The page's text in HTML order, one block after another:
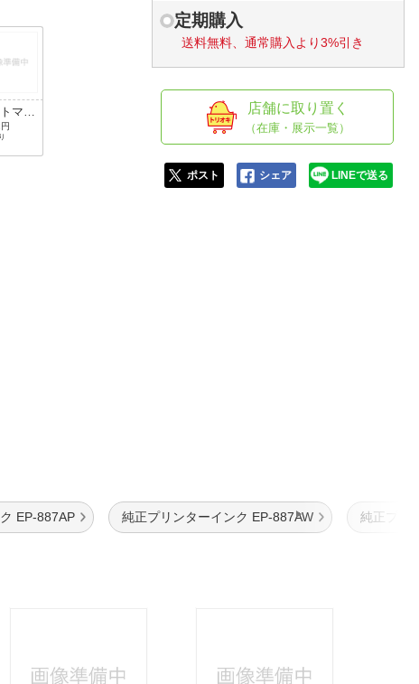
マゼ
定期購入
送料無料、通常購入より3%引き
店舗に取り置く
（在庫・展示一覧）
ポスト シェア LINEで送る
EP-887AP 純正プリンターインク EP-887AW 純正プリ